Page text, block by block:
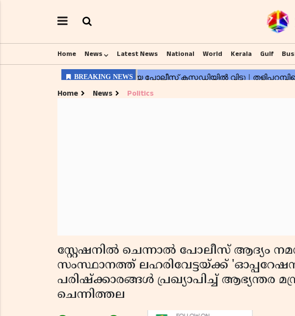
Home News Latest News National World Kerala Gulf
Home News Politics
സ്റ്റേഷനിൽ ചെന്നാൽ പോലീസ് ആദ്യം
സംസ്ഥാനത്ത് ലഹരിവേട്ടയ്ക്ക്
പരിഷ്ക്കാരങ്ങൾ പ്രഖ്യാപിച്ച് ആഭ്യന്തര
ചെന്നിത്തല